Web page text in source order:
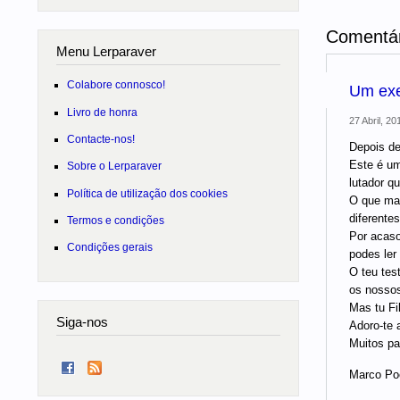
Um
27 Abril,
Depois
Este é
lutador
O que
Por
podes
O teu
os
Mas tu
Adoro-te
Muitos
Marco
Menu Lerparaver
Colabore connosco!
Livro de honra
Contacte-nos!
Sobre o Lerparaver
Política de utilização dos cookies
Termos e condições
Condições gerais
Siga-nos